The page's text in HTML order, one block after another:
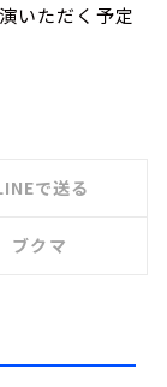
いただく予定
で送る
ブクマ